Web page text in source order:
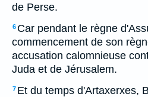
de Perse.
6 Car pendant le règne
commencement de son
accusation calomnieuse
Juda et de Jérusalem.
7 Et du temps d'Artaxerxes,